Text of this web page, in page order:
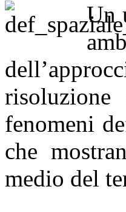
Un
fenomeni
che
medio del